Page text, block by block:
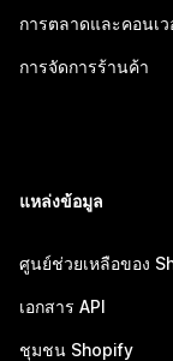
การตลาดและคอนเ
การจัดการร้านค้า
แหล่งข้อมูล
ศูนย์ช่วยเหลือของ
เอกสาร API
ชุมชน Shopify